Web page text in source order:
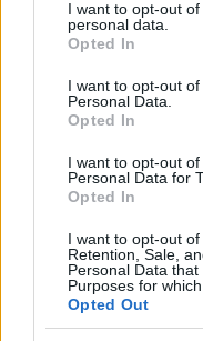
not limited to your visit
grant or deny consent
use your data for
consent section.
I want to opt-out
personal data.
Opted In
I want to opt-out
Personal Data.
Opted In
I want to opt-out
Personal Data for
Opted In
I want to opt-out of
Retention, Sale,
Personal Data
Purposes for
Opted Out
Gyurcsány fő KISZ
Kapolyi aktív
olyan fárasztó és
lista vége?
Ahogyan mondják:
ismételni:
nem lehet elégszer
demokratikus jog.
Ja, Karthágóról jut
reminiszcenciákat
egy Római:-)